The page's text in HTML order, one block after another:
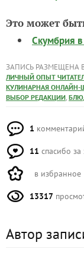
Это может
Скумбрия в
ЗАПИСЬ РАЗМЕЩЕНА
ЛИЧНЫЙ ОПЫТ
КУЛИНАРНАЯ ОНЛАЙН-
ВЫБОР РЕДАКЦИИ
1
11 спасибо за
в избранное
13317
Автор